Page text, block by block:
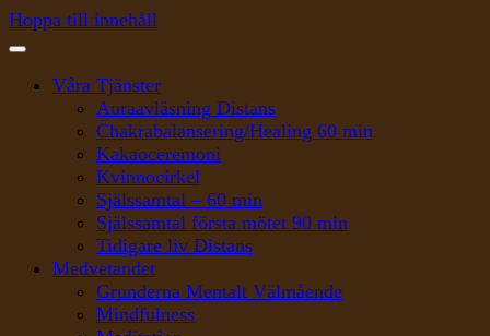
Hoppa till innehåll
Våra Tjänster
Auraavläsning Distans
Chakrabalansering/Healing 60 min
Kakaoceremoni
Kvinnocirkel
Själssamtal – 60 min
Själssamtal första mötet 90 min
Tidigare liv Distans
Medvetandet
Grunderna Mentalt Välmående
Mindfulness